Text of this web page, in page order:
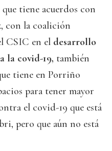
tiene acuerdos con
con la coalición
CSIC en el desarrollo
la covid-19, también
tiene en Porriño
para tener mayor
el covid-19 que está
pero que aún no está